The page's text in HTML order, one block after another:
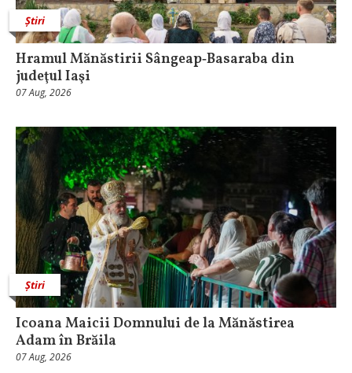
Știri
Hramul Mănăstirii Sângeap‑Basaraba din
judeţul Iaşi
07 Aug, 2026
Știri
Icoana Maicii Domnului de la Mănăstirea
Adam în Brăila
07 Aug, 2026